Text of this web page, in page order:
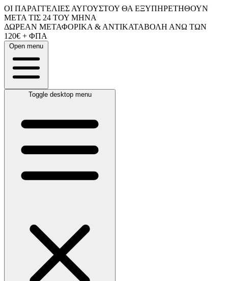
ΟΙ ΠΑΡΑΓΓΕΛΙΕΣ ΑΥΓΟΥΣΤΟΥ ΘΑ ΕΞΥΠΗΡΕΤΗΘΟΥΝ
ΜΕΤΑ ΤΙΣ 24 ΤΟΥ ΜΗΝΑ
ΔΩΡΕΑΝ ΜΕΤΑΦΟΡΙΚΑ & ΑΝΤΙΚΑΤΑΒΟΛΗ ΑΝΩ ΤΩΝ
120€ + ΦΠΑ
Open menu
Toggle desktop menu